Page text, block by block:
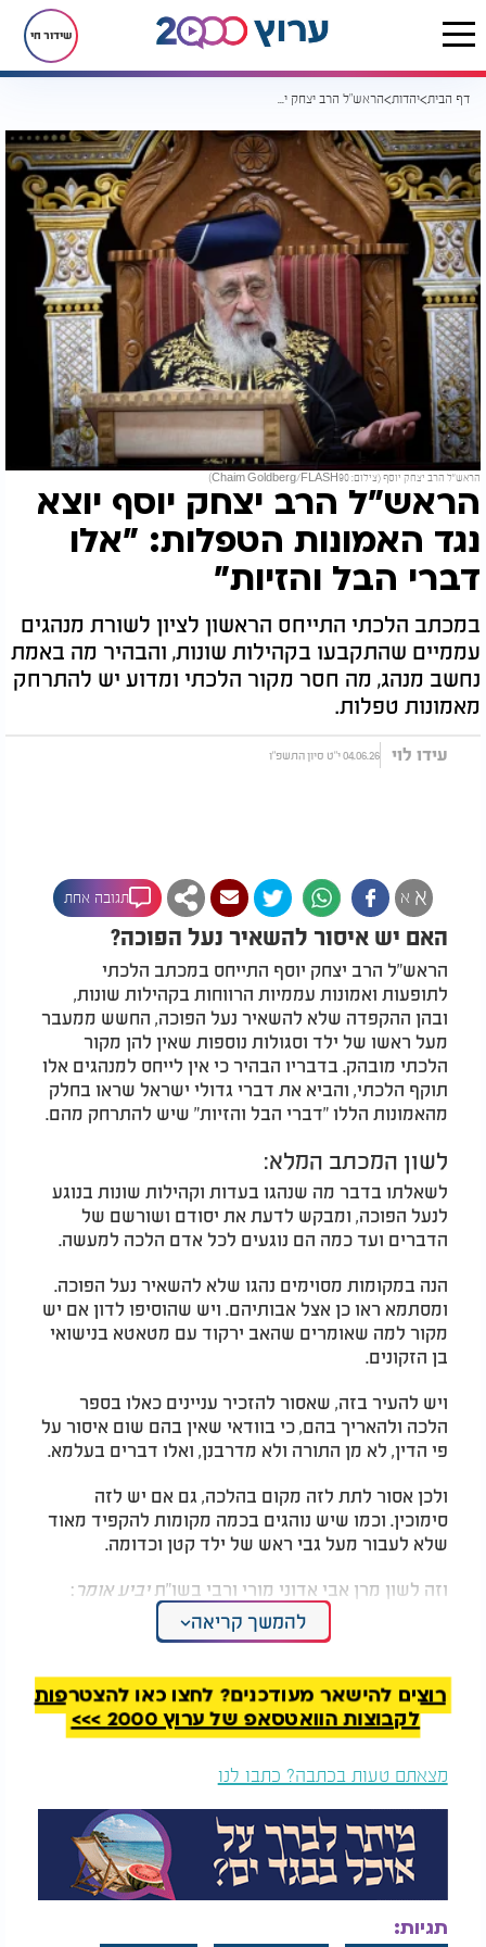
שידור חי
דף הבית יהדות הראש"ל הרב יצחק יוסף יוצא נגד האמונות הטפלות: "אלו דברי הבל והזיות"
הראש"ל הרב יצחק יוסף (צילום: Chaim Goldberg/FLASH90)
הראש"ל הרב יצחק יוסף יוצא
נגד האמונות הטפלות: "אלו
דברי הבל והזיות"
במכתב הלכתי התייחס הראשון לציון לשורת מנהגים
עממיים שהתקבעו בקהילות שונות, והבהיר מה באמת
נחשב מנהג, מה חסר מקור הלכתי ומדוע יש להתרחק
מאמונות טפלות.
עידו לוי 04.06.26 י"ט סיון התשפ"ו
א א תגובה אחת
האם יש איסור להשאיר נעל הפוכה?
הראש"ל הרב יצחק יוסף התייחס במכתב הלכתי
לתופעות ואמונות עממיות הרווחות בקהילות שונות,
ובהן ההקפדה שלא להשאיר נעל הפוכה, החשש ממעבר
מעל ראשו של ילד וסגולות נוספות שאין להן מקור
הלכתי מובהק. בדבריו הבהיר כי אין לייחס למנהגים אלו
תוקף הלכתי, והביא את דברי גדולי ישראל שראו בחלק
מהאמונות הללו "דברי הבל והזיות" שיש להתרחק מהם.
לשון המכתב המלא:
לשאלתו בדבר מה שנהגו בעדות וקהילות שונות בנוגע
לנעל הפוכה, ומבקש לדעת את יסודם ושורשם של
הדברים ועד כמה הם נוגעים לכל אדם הלכה למעשה.
הנה במקומות מסוימים נהגו שלא להשאיר נעל הפוכה.
ומסתמא ראו כן אצל אבותיהם. ויש שהוסיפו לדון אם יש
מקור למה שאומרים שהאב ירקוד עם מטאטא בנישואי
בן הזקונים.
ויש להעיר בזה, שאסור להזכיר עניינים כאלו בספר
הלכה ולהאריך בהם, כי בוודאי שאין בהם שום איסור על
פי הדין, לא מן התורה ולא מדרבנן, ואלו דברים בעלמא.
ולכן אסור לתת לזה מקום בהלכה, גם אם יש לזה
סימוכין. וכמו שיש נוהגים בכמה מקומות להקפיד מאוד
שלא לעבור מעל גבי ראש של ילד קטן וכדומה.
וזה לשון מרן אבי אדוני מורי ורבי בשו"תיביע אומר:
"ודע, שהאיש הנבון והמשכיל בתורת ה', יש לו להתרחק
הדעת, וכגון אלו שאומרים שיולדת תוך מ' יום לא תיכנס
לבית חתן וכלה, פן תגרום שהכלה תהיה עקרה.
מחוסרי הדעת. ויתכן מאוד שלמדו כן מן השכנות בחו"ל
המלצות נוספות
להמשך קריאה
רוצים להישאר מעודכנים? לחצו כאן להצטרפות
לקבוצות הוואטסאפ של ערוץ 2000 >>>
מצאתם טעות בכתבה? כתבו לנו
תגיות: